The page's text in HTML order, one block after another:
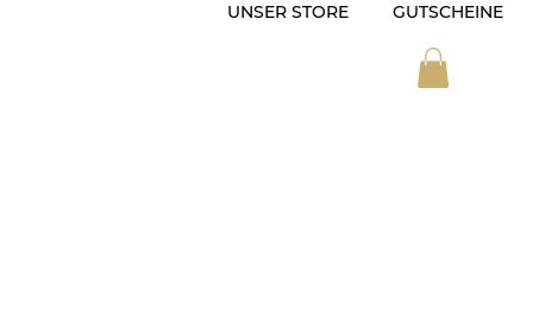
UNSER STORE GUTSCHEINE